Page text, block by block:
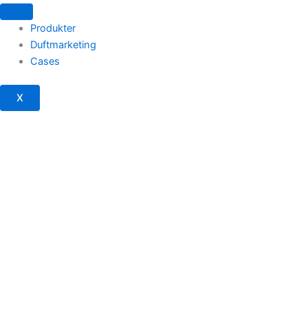
Gå
til
indholdet
Produkter
Duftmarketing
Cases
X